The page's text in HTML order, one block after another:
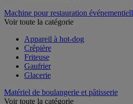
Machine pour restauration événementielle
Appareil à hot-dog
Crêpière
Friteuse
Gaufrier
Matériel de boulangerie et pâtisserie